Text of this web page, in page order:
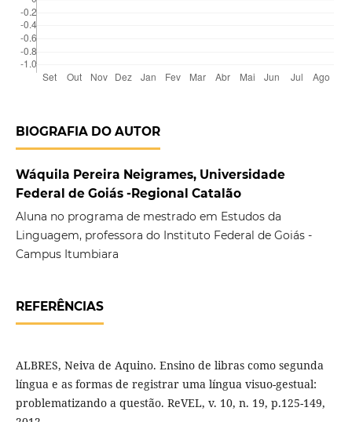
BIOGRAFIA DO AUTOR
Wáquila Pereira Neigrames, Universidade
Federal de Goiás -Regional Catalão
Aluna no programa de mestrado em Estudos da
Linguagem, professora do Instituto Federal de Goiás -
Campus Itumbiara
REFERÊNCIAS
ALBRES, Neiva de Aquino. Ensino de libras como segunda
língua e as formas de registrar uma língua visuo-gestual:
problematizando a questão. ReVEL, v. 10, n. 19, p.125-149,